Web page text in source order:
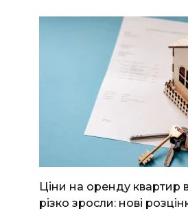
Ціни на оренду квартир
різко зросли: нові